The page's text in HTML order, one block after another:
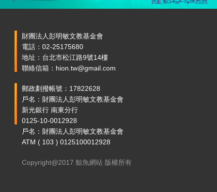
財團法人彭明敏文教基金會
電話：02-25175680
地址：台北市松江路9號14樓
聯絡信箱：hion.tw@gmail.com
郵政劃撥帳號：17822628
戶名：財團法人彭明敏文教基金會
新光銀行 南東分行
0125-10-0012928
戶名：財團法人彭明敏文教基金會
ATM ( 103 ) 0125100012928
Copyright@2017 鯨魚網站 版權所有